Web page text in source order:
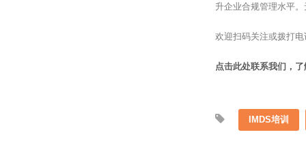
升企业合规管理水平
欢迎扫码关注或拨打
点击此处联系我们，
IMDS培训